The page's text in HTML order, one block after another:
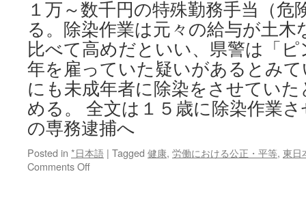
１万～数千円の特殊勤務手当（危
る。除染作業は元々の給与が土木
比べて高めだといい、県警は「
年を雇っていた疑いがあるとみ
にも未成年者に除染をさせてい
める。 全文は１５歳に除染作業
の専務逮捕へ
Posted in *日本語 | Tagged 健康, 労働における公正・平等, 東日
Comments Offon